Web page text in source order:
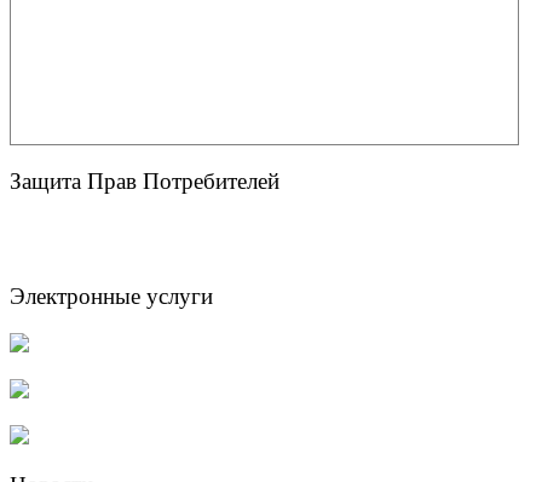
Защита Прав Потребителей
Электронные услуги